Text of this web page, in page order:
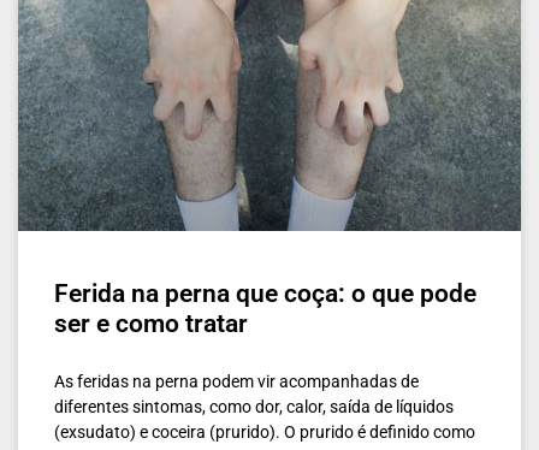
Ferida na perna que coça: o que pode
ser e como tratar
As feridas na perna podem vir acompanhadas de
diferentes sintomas, como dor, calor, saída de líquidos
(exsudato) e coceira (prurido). O prurido é definido como